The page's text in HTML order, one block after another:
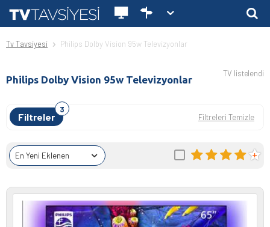
Tv Tavsiyesi Philips Dolby Vision 95w Televizyonlar
Philips Dolby Vision 95w Televizyonlar
TV listelendi
Filtreler Filtreleri Temizle